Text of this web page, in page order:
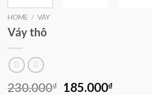
HOME / VÁY
Váy thô
230.000₫ 185.000₫